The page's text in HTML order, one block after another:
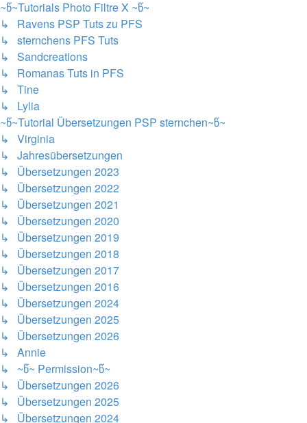
~წ~Tutorials Photo Filtre X ~წ~
↳ Ravens PSP Tuts zu PFS
↳ sternchens PFS Tuts
↳ Sandcreations
↳ Romanas Tuts in PFS
↳ Tine
↳ Lylia
~წ~Tutorial Übersetzungen PSP sternchen~წ~
↳ Virginia
↳ Jahresübersetzungen
↳ Übersetzungen 2023
↳ Übersetzungen 2022
↳ Übersetzungen 2021
↳ Übersetzungen 2020
↳ Übersetzungen 2019
↳ Übersetzungen 2018
↳ Übersetzungen 2017
↳ Übersetzungen 2016
↳ Übersetzungen 2024
↳ Übersetzungen 2025
↳ Übersetzungen 2026
↳ Annie
↳ ~წ~ Permission~წ~
↳ Übersetzungen 2026
↳ Übersetzungen 2025
↳ Übersetzungen 2024